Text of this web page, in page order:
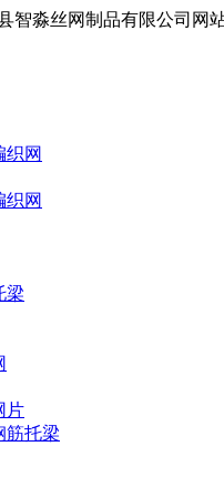
智淼丝网制品有限公司网
织网
织网
梁
片
筋托梁